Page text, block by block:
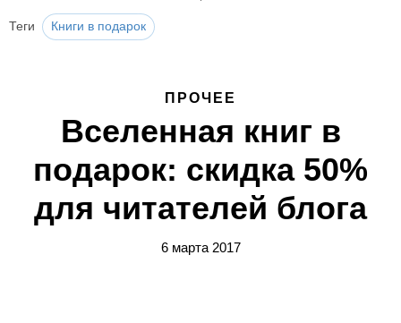
Теги Книги в подарок
ПРОЧЕЕ
Вселенная книг в
подарок: скидка 50%
для читателей блога
6 марта 2017